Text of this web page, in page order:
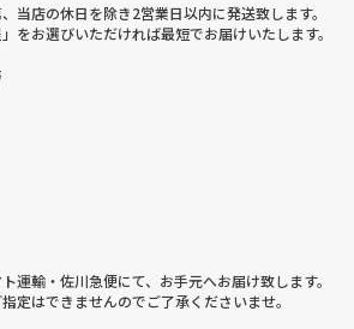
当店の休日を除き2営業日以内に発送致します。
をお選びいただければ最短でお届けいたします。
運輸・佐川急便にて、お手元へお届け致します。
定はできませんのでご了承くださいませ。